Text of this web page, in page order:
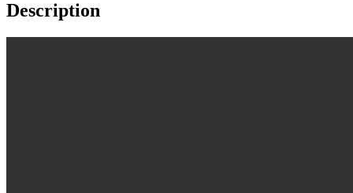
Description